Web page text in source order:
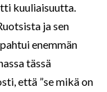
kuuliaisuutta.
ja sen
enemmän
tässä
että ”se mikä on